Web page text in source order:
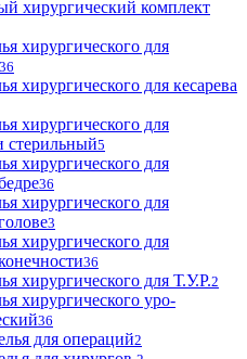
хирургический комплект
хирургического для
36
хирургического для кесарева
хирургического для
стерильный5
хирургического для
36
хирургического для
3
хирургического для
36
хирургического для Т.У.Р.2
хирургического уро-
36
для операций2